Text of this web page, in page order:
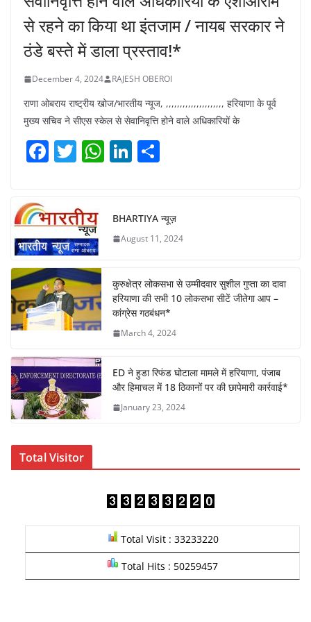
से रहने का किया था इंतजाम / नायब सरकार ने
ठंडे बस्ते में डाला प्रस्ताव!*
December 4, 2024 RAJESH OBEROI
राणा ओबराय राष्ट्रीय खोज/भारतीय न्यूज, ,,,,,,,,,,,,,,,,,,,,, हरियाणा के पूर्व
मुख्य सचिव ने सीएस स्केल से सेवानिवृत्ति होने वाले अधिकारियों के
F
e
b
o
o
k
T
er
W
s
A
p
Li
e
dI
e
BHARTIYA न्यूज़
August 11, 2024
कुरुक्षेत्र लोकसभा से उम्मीदवार सुशील गुप्ता का दावा
हरियाणा की सभी 10 लोकसभा सीटें जीतेगा आप –
कांग्रेस गठबंधन*
March 4, 2024
ED ने हुडा रिफंड घोटाला मामले में हरियाणा, पंजाब
और हिमाचल में 18 ठिकानों पर की छापेमारी कार्रवाई*
January 23, 2024
Total Visitor
Total Visit : 33233220
Total Hits : 50259457